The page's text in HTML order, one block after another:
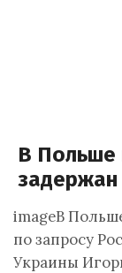
В Польше
задержан
imageВ
по запросу
Украины